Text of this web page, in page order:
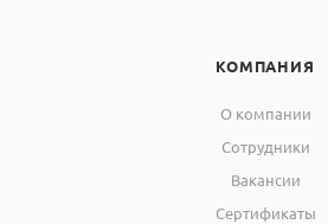
КОМПАНИЯ
О компании
Сотрудники
Вакансии
Сертификаты